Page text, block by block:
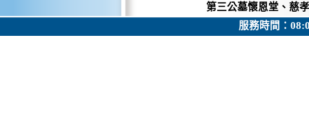
第三公墓懷恩堂、慈
服務時間：